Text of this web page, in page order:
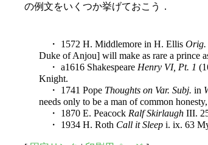
の例文をいくつか挙げておこう．
・ 1572 H. Middlemore in H. Ellis Orig.
Duke of Anjou] will make as rare a prince
・ a1616 Shakespeare Henry VI, Pt. 1
Knight.
・ 1741 Pope Thoughts on Var. Subj. in
needs only to be a man of common
・ 1870 E. Peacock Ralf Skirlaugh III.
・ 1934 H. Roth Call it Sleep i. ix. 63